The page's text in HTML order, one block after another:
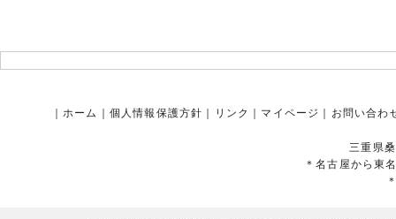
ホーム 個人情報保護方針 リンク マイページ お問い合わ
三重県
＊名古屋から東